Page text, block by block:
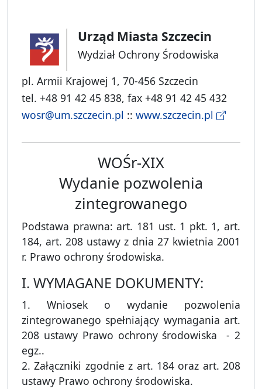
Urząd Miasta Szczecin
Wydział Ochrony Środowiska
pl. Armii Krajowej 1, 70-456 Szczecin
tel. +48 91 42 45 838, fax +48 91 42 45 432
wosr@um.szczecin.pl :: www.szczecin.pl
WOŚr-XIX
Wydanie pozwolenia
zintegrowanego
Podstawa prawna: art. 181 ust. 1 pkt. 1, art.
184, art. 208 ustawy z dnia 27 kwietnia 2001
r. Prawo ochrony środowiska.
I. WYMAGANE DOKUMENTY:
1. Wniosek o wydanie pozwolenia
zintegrowanego spełniający wymagania art.
208 ustawy Prawo ochrony środowiska - 2
egz..
2. Załączniki zgodnie z art. 184 oraz art. 208
ustawy Prawo ochrony środowiska.